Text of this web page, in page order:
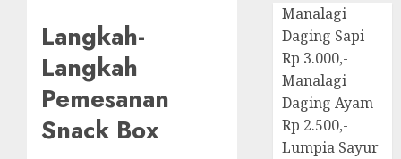
Langkah-
Langkah
Pemesanan
Snack Box
Manalagi
Daging Sapi
Rp 3.000,-
Manalagi
Daging Ayam
Rp 2.500,-
Lumpia Sayur